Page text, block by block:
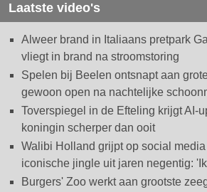
Laatste video's
Alweer brand in Italiaans pretpark
vliegt in brand na stroomstoring
Spelen bij Beelen ontsnapt aan
gewoon open na nachtelijke
Toverspiegel in de Efteling krijgt AI-
koningin scherper dan ooit
Walibi Holland grijpt op social
iconische jingle uit jaren negentig:
Burgers' Zoo werkt aan grootste